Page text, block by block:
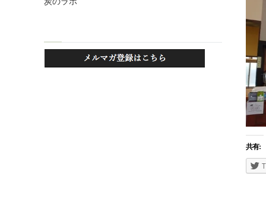
共有: